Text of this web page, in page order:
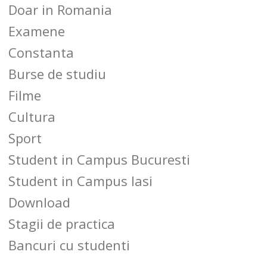
Doar in Romania
Examene
Constanta
Burse de studiu
Filme
Cultura
Sport
Student in Campus Bucuresti
Student in Campus Iasi
Download
Stagii de practica
Bancuri cu studenti